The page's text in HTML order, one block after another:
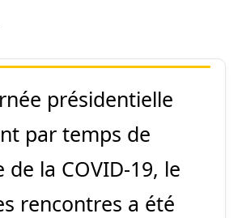
présidentielle
par temps de
de la COVID-19, le
rencontres a été